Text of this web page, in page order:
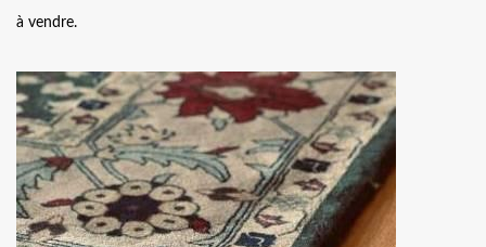
à vendre.